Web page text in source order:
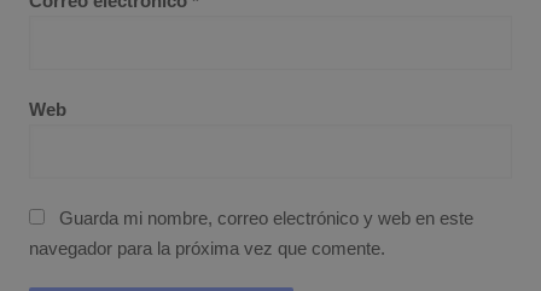
Web
Guarda mi nombre, correo electrónico y web en este
navegador para la próxima vez que comente.